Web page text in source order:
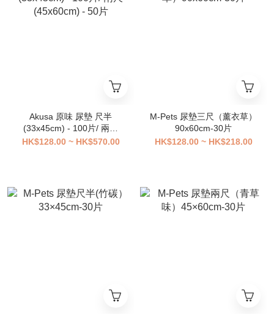
Akusa 原味 尿墊 尺半
(33x45cm) - 100片/ 兩尺
(45x60cm) - 50片
HK$128.00 ~ HK$570.00
M-Pets 尿墊三尺（薰衣草）
90x60cm-30片
HK$128.00 ~ HK$218.00